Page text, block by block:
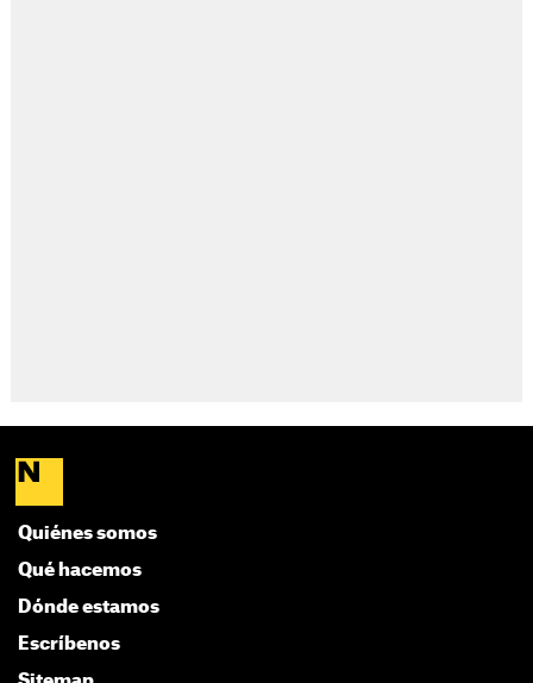
Quiénes somos
Qué hacemos
Dónde estamos
Escríbenos